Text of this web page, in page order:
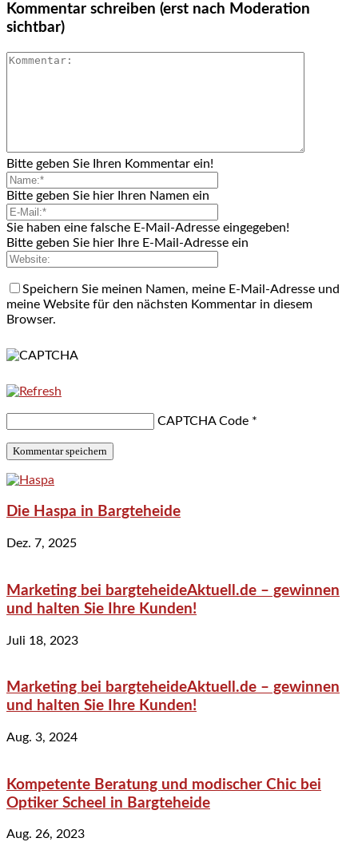
Kommentar schreiben (erst nach Moderation
sichtbar)
Bitte geben Sie Ihren Kommentar ein!
Bitte geben Sie hier Ihren Namen ein
Sie haben eine falsche E-Mail-Adresse eingegeben!
Bitte geben Sie hier Ihre E-Mail-Adresse ein
Speichern Sie meinen Namen, meine E-Mail-Adresse und
meine Website für den nächsten Kommentar in diesem
Browser.
CAPTCHA Code *
Die Haspa in Bargteheide
Dez. 7, 2025
Marketing bei bargteheideAktuell.de – gewinnen
und halten Sie Ihre Kunden!
Juli 18, 2023
Marketing bei bargteheideAktuell.de – gewinnen
und halten Sie Ihre Kunden!
Aug. 3, 2024
Kompetente Beratung und modischer Chic bei
Optiker Scheel in Bargteheide
Aug. 26, 2023